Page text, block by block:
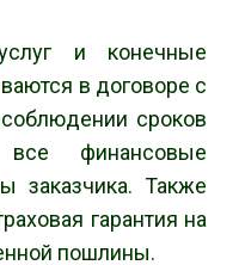
и конечные
в договоре с
сроков
финансовые
заказчика. Также
гарантия на
пошлины.